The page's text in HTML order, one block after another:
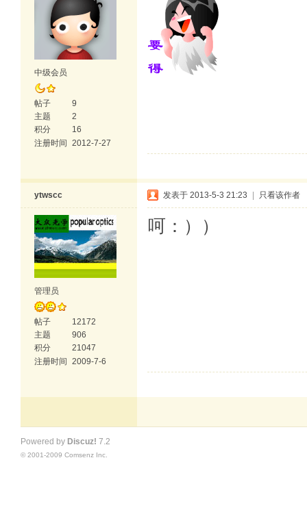
中级会员
帖子
9
主题
2
积分
16
注册时间 2012-7-27
ytwscc
管理员
帖子
12172
主题
906
积分
21047
注册时间 2009-7-6
发表于 2013-5-3 21:23 只看该作者
呵：））
Powered by Discuz! 7.2
© 2001-2009 Comsenz Inc.